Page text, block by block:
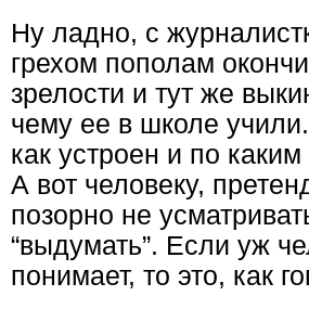
Ну ладно, с
грехом пополам
зрелости и тут же
чему ее в школе
как устроен и по
А вот человеку,
позорно не
“выдумать”. Если уж
понимает, то это, как